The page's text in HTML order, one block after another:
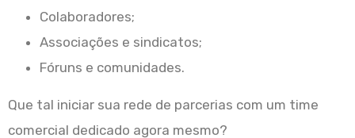
Colaboradores;
Associações e sindicatos;
Fóruns e comunidades.
Que tal iniciar sua rede de parcerias com um time
comercial dedicado agora mesmo?